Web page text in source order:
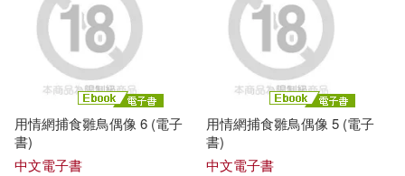
用情網捕食雛鳥偶像 6 (電子
書)
中文電子書
用情網捕食雛鳥偶像 5 (電子
書)
中文電子書